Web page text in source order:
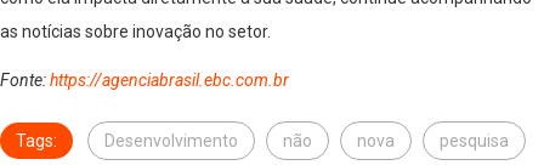
as notícias sobre inovação no setor.
Fonte:https://agenciabrasil.ebc.com.br
Tags: Desenvolvimento não nova pesquisa